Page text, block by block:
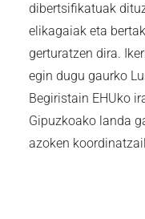
dibertsifikatuak
elikagaiak eta
gerturatzen dira.
egin dugu gaurko
Begiristain EHUko
Gipuzkoako landa
azoken